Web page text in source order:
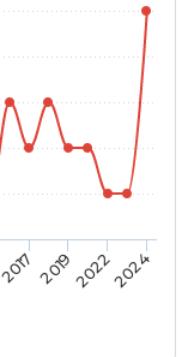
2017 201920222024